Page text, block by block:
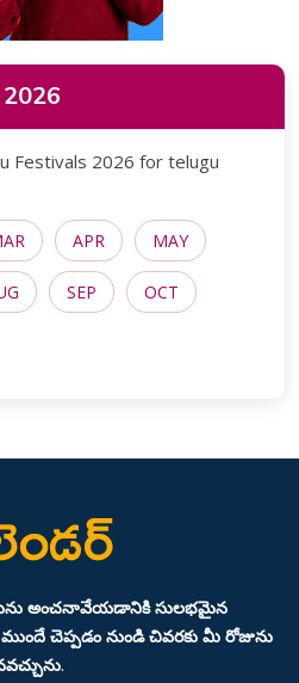
2026 for telugu
APR MAY
SEP OCT
అంచనావేయడానికి సులభమైన
చెప్పడం నుండి చివరకు మీ రోజును